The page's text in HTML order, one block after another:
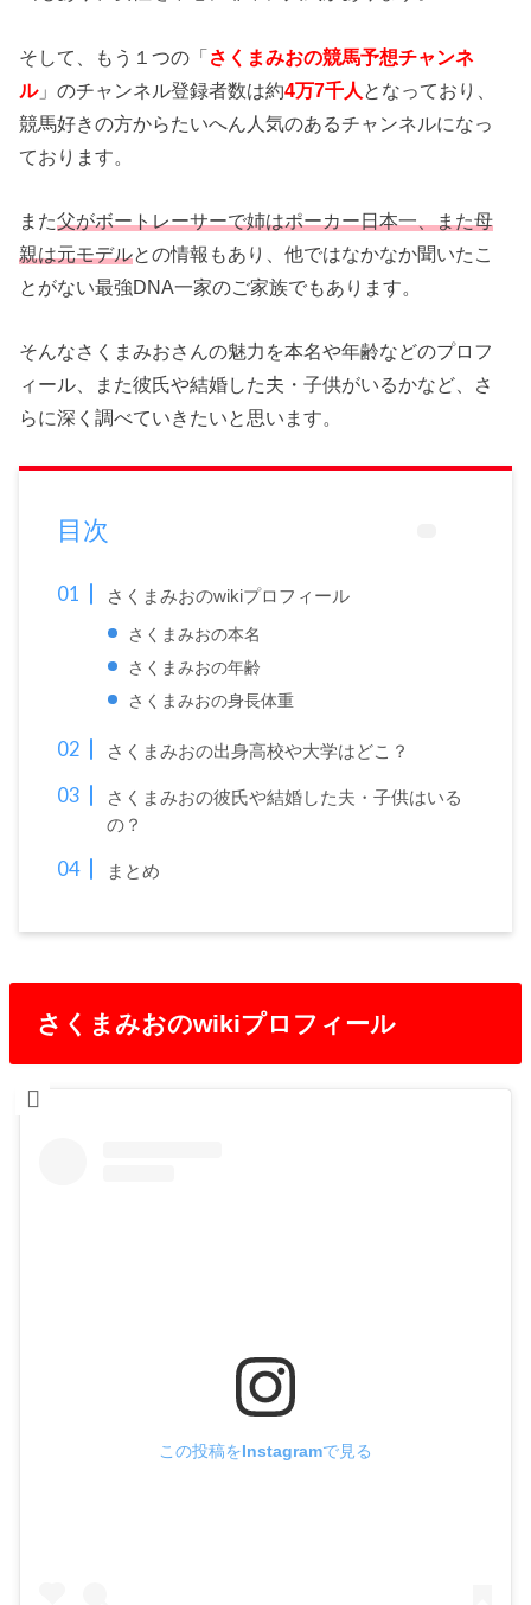
そして、もう１つの「さくまみおの競馬予想チャンネ
ル」のチャンネル登録者数は約4万7千人 となっており、
競馬好きの方からたいへん人気のあるチャンネルになっ
ております。
また父がボートレーサーで姉はポーカー日本一、また母
親は元モデルとの情報もあり、他ではなかなか聞いたこ
とがない最強DNA一家のご家族でもあります。
そんなさくまみおさんの魅力を本名や年齢などのプロフ
ィール、また彼氏や結婚した夫・子供がいるかなど、さ
らに深く調べていきたいと思います。
目次
さくまみおのwikiプロフィール
さくまみおの本名
さくまみおの年齢
さくまみおの身長体重
さくまみおの出身高校や大学はどこ？
さくまみおの彼氏や結婚した夫・子供はいる
の？
まとめ
さくまみおのwikiプロフィール
この投稿をInstagramで見る